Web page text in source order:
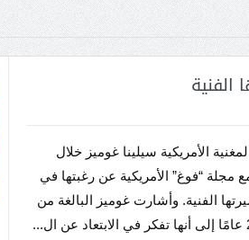
الفنية
الأمريكية سيلينا غوميز خلال
مجلة “فوغ” الأمريكية عن رغبتها في
الفنية. وأشارت غوميز البالغة من